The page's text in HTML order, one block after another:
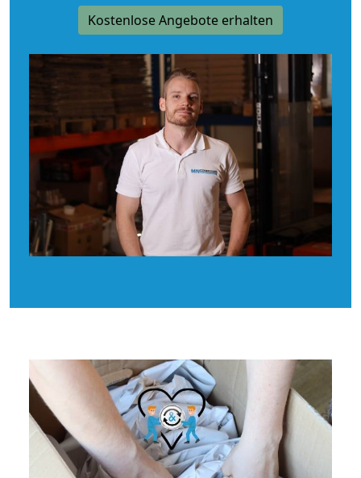
Kostenlose Angebote erhalten